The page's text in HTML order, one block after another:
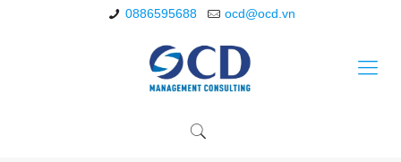
0886595688 ocd@ocd.vn